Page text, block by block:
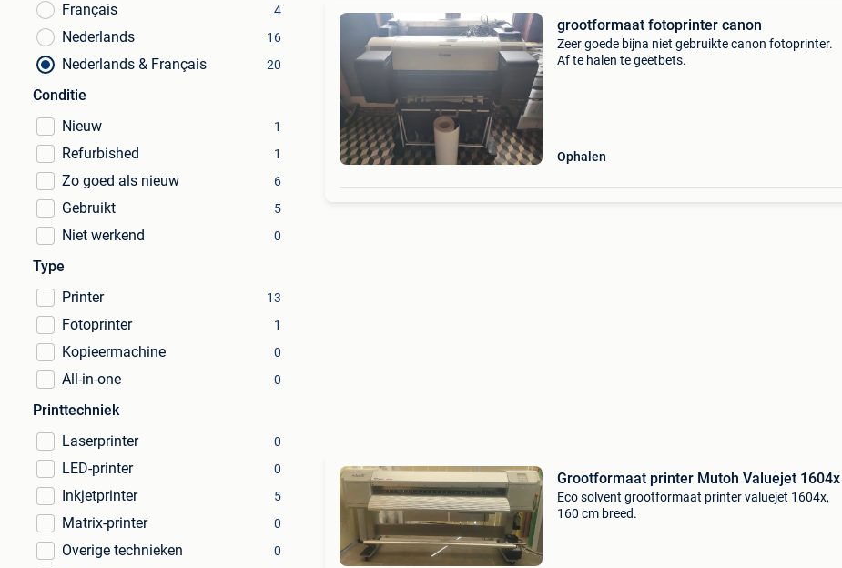
Français
4
Nederlands 16
Nederlands & Français 20
Conditie
Nieuw
1
Refurbished 1
Zo goed als nieuw 6
Gebruikt 5
Niet werkend 0
Type
Printer
13
Fotoprinter 1
Kopieermachine 0
All-in-one 0
Printtechniek
Laserprinter
0
LED-printer 0
Inkjetprinter 5
Matrix-printer 0
Overige technieken 0
grootformaat fotoprinter canon
Zeer goede bijna niet gebruikte canon fotoprinter.
Af te halen te geetbets.
Ophalen
Grootformaat printer Mutoh Valuejet 1604x
Eco solvent grootformaat printer valuejet 1604x,
160 cm breed.